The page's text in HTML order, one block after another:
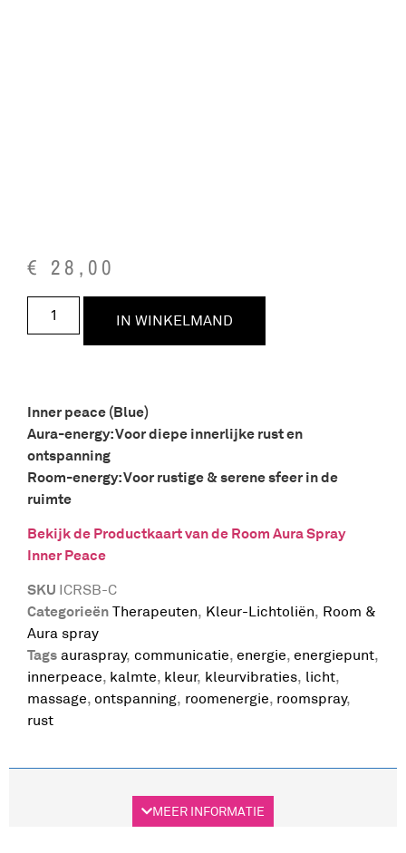
€ 28,00
IN WINKELMAND
Inner peace (Blue)
Aura-energy: Voor diepe innerlijke rust en
ontspanning
Room-energy: Voor rustige & serene sfeer in de
ruimte
Bekijk de Productkaart van de Room Aura Spray
Inner Peace
SKU ICRSB-C
Categorieën Therapeuten, Kleur-Lichtoliën, Room &
Aura spray
Tags auraspray, communicatie, energie, energiepunt,
innerpeace, kalmte, kleur, kleurvibraties, licht,
massage, ontspanning, roomenergie, roomspray,
rust
Aanvullende informatie
MEER INFORMATIE